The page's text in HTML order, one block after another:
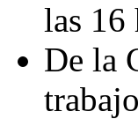
las 16
De la